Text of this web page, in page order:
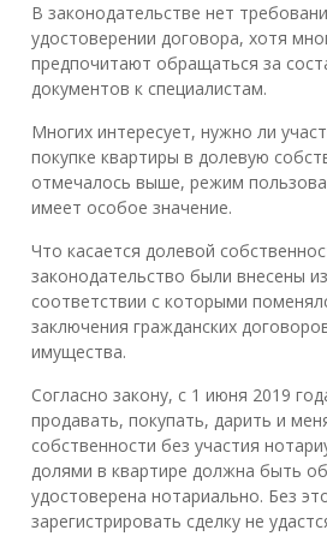
В законодательстве нет
удостоверении договора, хотя
предпочитают обращаться за
документов к специалистам.
Многих интересует, нужно ли
покупке квартиры в долевую
отмечалось выше, режим
имеет особое значение.
Что касается долевой
законодательство были внесены
соответствии с которыми
заключения гражданских
имущества.
Согласно закону, с 1 июня 2019
продавать, покупать, дарить и
собственности без участия
долями в квартире должна быть
удостоверена нотариально. Без
зарегистрировать сделку не